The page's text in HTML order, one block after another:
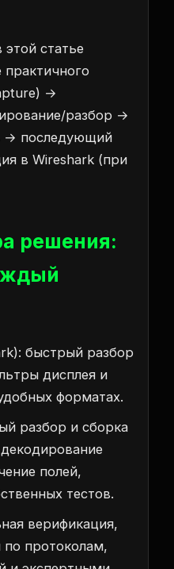
статье
практичного
→
разбор →
→ последующий
в Wireshark (при
решения:
быстрый разбор
дисплея и
форматах.
разбор и сборка
полей,
тестов.
верификация,
по протоколам,